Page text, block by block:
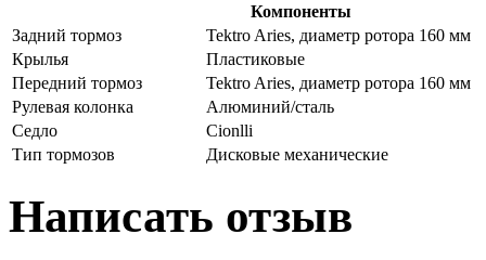
Компоненты
Задний тормоз
Tektro Aries, диаметр ротора 160 мм
Крылья
Пластиковые
Передний тормоз
Tektro Aries, диаметр ротора 160 мм
Рулевая колонка
Алюминий/сталь
Седло
Cionlli
Тип тормозов
Дисковые механические
Написать отзыв